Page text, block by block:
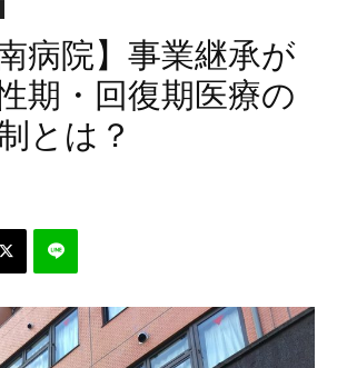
病院】事業継承が
期・回復期医療の
とは？